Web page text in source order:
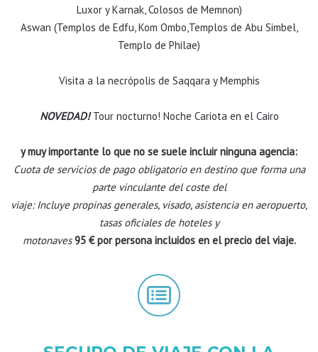
Luxor y Karnak, Colosos de Memnon)
Aswan (Templos de Edfu, Kom Ombo,Templos de Abu Simbel,
Templo de Philae)
Visita a la necrópolis de Saqqara y Memphis
NOVEDAD!Tour nocturno! Noche Cariota en el Cairo
y muy importante lo que no se suele incluir ninguna agencia:
Cuota de servicios de pago obligatorio en destino que forma una
parte vinculante del coste del
viaje: Incluye propinas generales, visado, asistencia en aeropuerto,
tasas oficiales de hoteles y
motonaves 95 € por persona incluidos en el precio del viaje.